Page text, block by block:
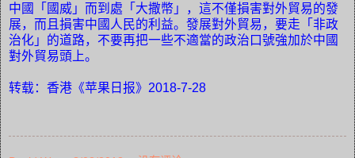
中國「國威」而到處「大撒幣」，這不僅損害對外貿易的發
展，而且損害中國人民的利益。發展對外貿易，要走「非政
治化」的道路，不要再把一些不適當的政治口號強加於中國
對外貿易頭上。
转载：香港《苹果日报》 2018-7-28